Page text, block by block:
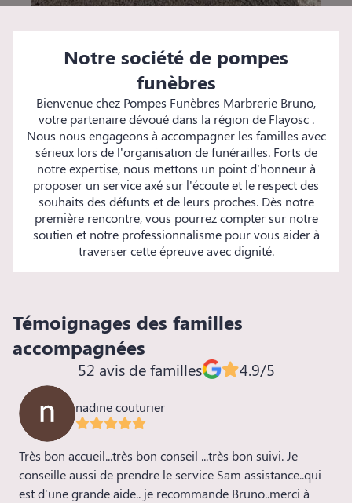
Notre société de pompes
funèbres
Bienvenue chez Pompes Funèbres Marbrerie Bruno,
votre partenaire dévoué dans la région de Flayosc .
Nous nous engageons à accompagner les familles avec
sérieux lors de l'organisation de funérailles. Forts de
notre expertise, nous mettons un point d'honneur à
proposer un service axé sur l'écoute et le respect des
souhaits des défunts et de leurs proches. Dès notre
première rencontre, vous pourrez compter sur notre
soutien et notre professionnalisme pour vous aider à
traverser cette épreuve avec dignité.
Témoignages des familles
accompagnées
52 avis de familles 4.9/5
nadine couturier
Très bon accueil...très bon conseil ...très bon suivi. Je
conseille aussi de prendre le service Sam assistance..qui
est d'une grande aide.. je recommande Bruno..merci à